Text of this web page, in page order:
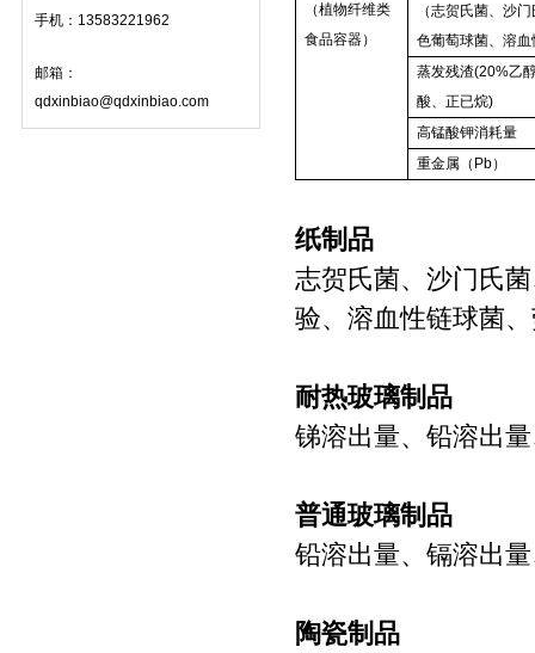
手机：13583221962
邮箱：
qdxinbiao@qdxinbiao.com
（植物纤维类
食品容器）
（志贺氏菌、沙
色葡萄球菌、溶
蒸发残渣(20%乙
酸、正已烷)
高锰酸钾消耗量
重金属（Pb）
纸制品
志贺氏菌、沙门氏
验、溶血性链球菌
耐热玻璃制品
锑溶出量、铅溶出
普通玻璃制品
铅溶出量、镉溶出
陶瓷制品